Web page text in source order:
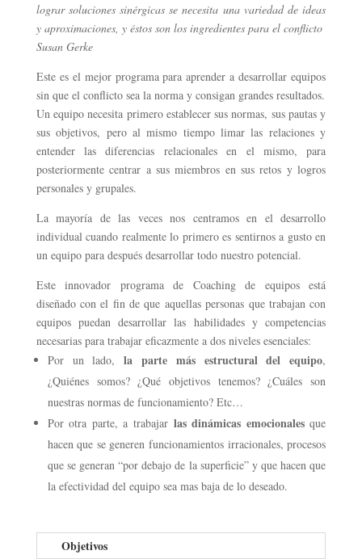
lograr soluciones sinérgicas se necesita una variedad de ideas
y aproximaciones, y éstos son los ingredientes para el conflicto
Susan Gerke
Este es el mejor programa para aprender a desarrollar equipos
sin que el conflicto sea la norma y consigan grandes resultados.
Un equipo necesita primero establecer sus normas, sus pautas y
sus objetivos, pero al mismo tiempo limar las relaciones y
entender las diferencias relacionales en el mismo, para
posteriormente centrar a sus miembros en sus retos y logros
personales y grupales.
La mayoría de las veces nos centramos en el desarrollo
individual cuando realmente lo primero es sentirnos a gusto en
un equipo para después desarrollar todo nuestro potencial.
Este innovador programa de Coaching de equipos está
diseñado con el fin de que aquellas personas que trabajan con
equipos puedan desarrollar las habilidades y competencias
necesarias para trabajar eficazmente a dos niveles esenciales:
Por un lado,la parte más estructural del equipo,
¿Quiénes somos? ¿Qué objetivos tenemos? ¿Cuáles son
nuestras normas de funcionamiento? Etc…
Por otra parte, a trabajar las dinámicas emocionalesque
hacen que se generen funcionamientos irracionales, procesos
que se generan “por debajo de la superficie” y que hacen que
la efectividad del equipo sea mas baja de lo deseado.
Objetivos